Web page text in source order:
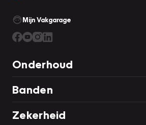
Mijn Vakgarage
Onderhoud
Banden
Zekerheid